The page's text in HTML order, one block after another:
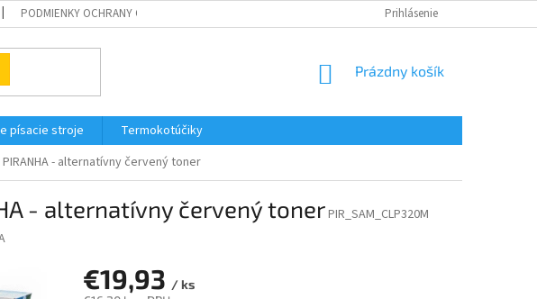
PODMIENKY OCHRANY OSOBNÝCH ÚDAJOV KONTAKTY
Prihlásenie
NÁKUPNÝ
Prázdny košík
písacie stroje
Termokotúčiky
PIRANHA - alternatívny červený toner
- alternatívny červený tonerPIR_SAM_CLP320M
€19,93 / ks